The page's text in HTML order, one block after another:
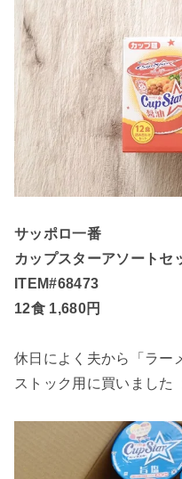
サッポロ一番
カップスターアソートセ
ITEM#68473
12食 1,680円
休日によく夫から「ラー
ストック用に買いました